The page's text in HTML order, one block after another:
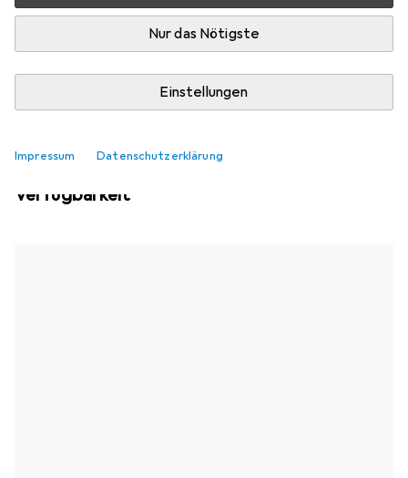
Nur das Nötigste
Einstellungen
Impressum Datenschutzerklärung
Vergleichen Merken
i
Ähnliche Produkte mit besserer
Verfügbarkeit